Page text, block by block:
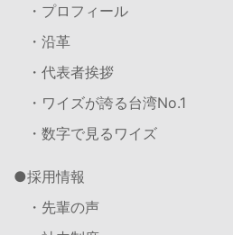
・プロフィール
・沿革
・代表者挨拶
・ワイズが誇る台湾No.1
・数字で見るワイズ
採用情報
・先輩の声